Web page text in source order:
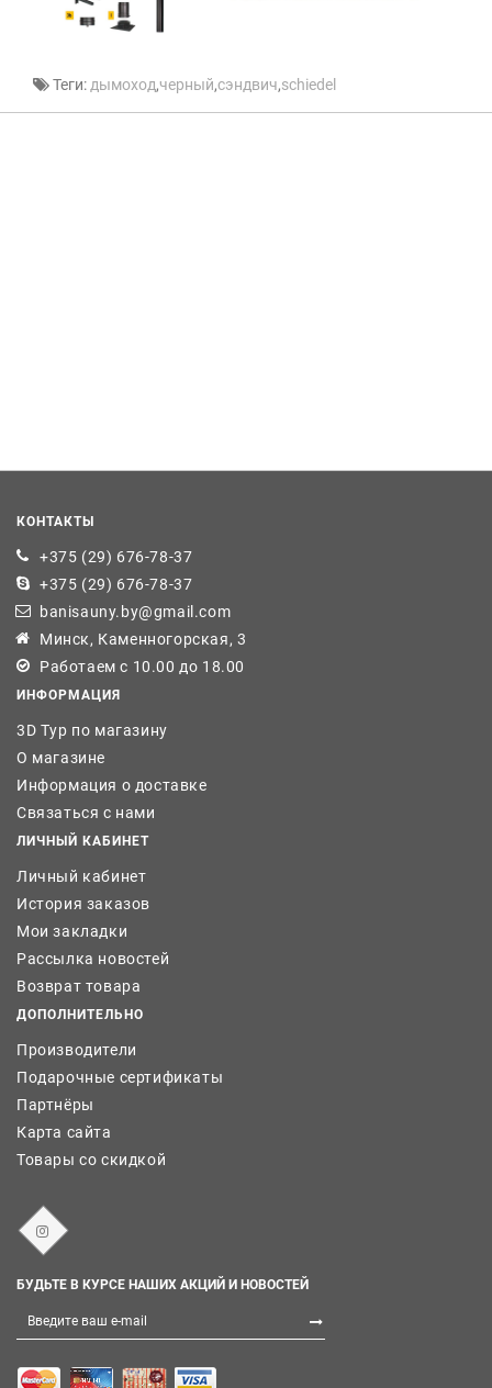
Теги: дымоход,черный,сэндвич,schiedel
КОНТАКТЫ
+375 (29) 676-78-37
+375 (29) 676-78-37
banisauny.by@gmail.com
Минск, Каменногорская, 3
Работаем с 10.00 до 18.00
ИНФОРМАЦИЯ
3D Тур по магазину
О магазине
Информация о доставке
Связаться с нами
ЛИЧНЫЙ КАБИНЕТ
Личный кабинет
История заказов
Мои закладки
Рассылка новостей
Возврат товара
ДОПОЛНИТЕЛЬНО
Производители
Подарочные сертификаты
Партнёры
Карта сайта
Товары со скидкой
БУДЬТЕ В КУРСЕ НАШИХ АКЦИЙ И НОВОСТЕЙ